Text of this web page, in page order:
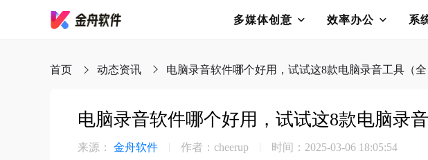
多媒体创意 效率办公 系
首页 动态资讯 电脑录音软件哪个好用，试试这8款电脑录音工具（全
电脑录音软件哪个好用，试试这8款电脑录音
来源： 金舟软件 作者：cheerup 时间：2025-03-06 18:05:54